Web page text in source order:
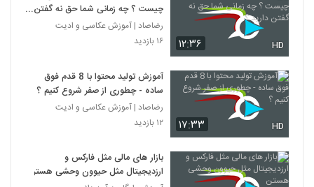
۱۲:۳۶ HD
چیست ؟ چه زمانی شما حق نه گفتن
دارید ؟
رضاصاد | آموزش عکاسی و ادیت
۱۶ بازدید
۱۷:۳۳ HD
آموزش تولید محتوا با 8 قدم فوق
ساده - چطوری از صفر شروع کنیم ؟
رضاصاد | آموزش عکاسی و ادیت
۱۲ بازدید
بازار های مالی مثل فارکس و
ارزدیجیتال مثل حیوون وحشی هستن